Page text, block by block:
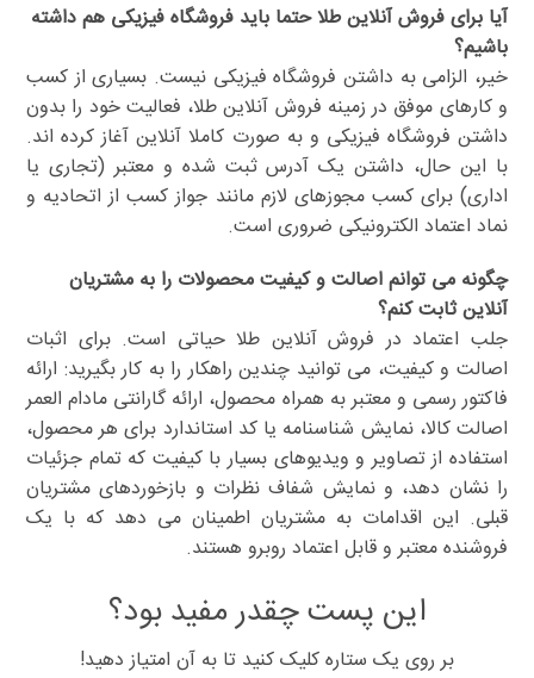
آیا برای فروش آنلاین طلا حتما باید فروشگاه فیزیکی هم داشته
باشیم؟
خیر، الزامی به داشتن فروشگاه فیزیکی نیست. بسیاری از کسب
و کارهای موفق در زمینه فروش آنلاین طلا، فعالیت خود را بدون
داشتن فروشگاه فیزیکی و به صورت کاملا آنلاین آغاز کرده اند.
با این حال، داشتن یک آدرس ثبت شده و معتبر (تجاری یا
اداری) برای کسب مجوزهای لازم مانند جواز کسب از اتحادیه و
نماد اعتماد الکترونیکی ضروری است.
چگونه می توانم اصالت و کیفیت محصولات را به مشتریان
آنلاین ثابت کنم؟
جلب اعتماد در فروش آنلاین طلا حیاتی است. برای اثبات
اصالت و کیفیت، می توانید چندین راهکار را به کار بگیرید: ارائه
فاکتور رسمی و معتبر به همراه محصول، ارائه گارانتی مادام العمر
اصالت کالا، نمایش شناسنامه یا کد استاندارد برای هر محصول،
استفاده از تصاویر و ویدیوهای بسیار با کیفیت که تمام جزئیات
را نشان دهد، و نمایش شفاف نظرات و بازخوردهای مشتریان
قبلی. این اقدامات به مشتریان اطمینان می دهد که با یک
فروشنده معتبر و قابل اعتماد روبرو هستند.
این پست چقدر مفید بود؟
بر روی یک ستاره کلیک کنید تا به آن امتیاز دهید!